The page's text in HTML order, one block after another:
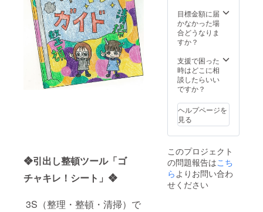
❖引出し整頓ツール「ゴ
チャキレ！シート」❖
3S（整理・整頓・清掃）で
の内
容：工
場概要
分）＋
カッ
ティン
グプ
ターの
見学
（20
分）＋
理・整
頓・清
掃の
ワーク
ショッ
目標金額に届
かなかった場
合どうなりま
すか？
支援で困った
時はどこに相
談したらいい
ですか？
ヘルプページを
見る
このプロジェクト
の問題報告はこち
ら よりお問い合わ
せください